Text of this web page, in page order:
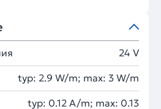
24 V
typ: 2.9 W/m; max: 3 W/m
typ: 0.12 A/m; max: 0.13